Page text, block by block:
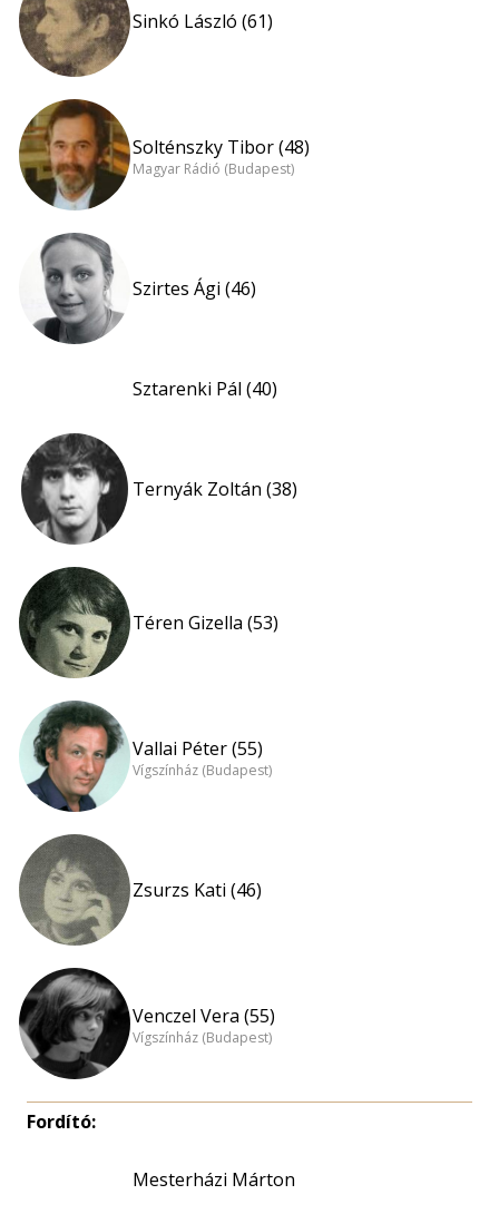
Sinkó László (61)
Solténszky Tibor (48)
Magyar Rádió (Budapest)
Szirtes Ági (46)
Sztarenki Pál (40)
Ternyák Zoltán (38)
Téren Gizella (53)
Vallai Péter (55)
Vígszínház (Budapest)
Zsurzs Kati (46)
Venczel Vera (55)
Vígszínház (Budapest)
Fordító:
Mesterházi Márton